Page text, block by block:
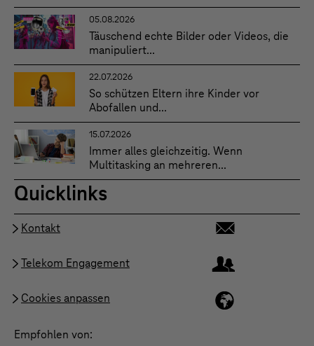
05.08.2026
Täuschend echte Bilder oder Videos, die
manipuliert...
22.07.2026
So schützen Eltern ihre Kinder vor
Abofallen und...
15.07.2026
Immer alles gleichzeitig. Wenn
Multitasking an mehreren...
Quicklinks
Kontakt
Telekom Engagement
Cookies anpassen
Empfohlen von: